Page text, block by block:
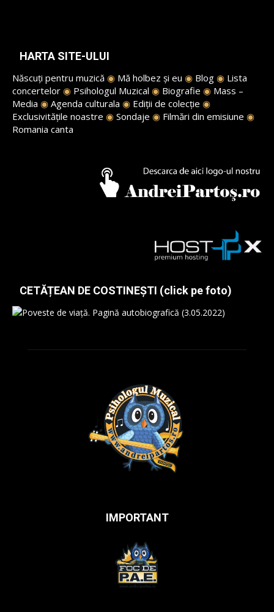
HARTA SITE-ULUI
Născuți pentru muzică ◉ Mă holbez și eu ◉ Blog ◉ Lista
concertelor ◉ Psihologul Muzical ◉ Biografie ◉ Mass –
Media ◉ Agenda culturala ◉ Ediții de colecție ◉
Exclusivitățile noastre ◉ Sondaje ◉ Filmări din emisiune ◉
Romania canta
CETĂȚEAN DE COSTINEȘTI (click pe foto)
IMPORTANT